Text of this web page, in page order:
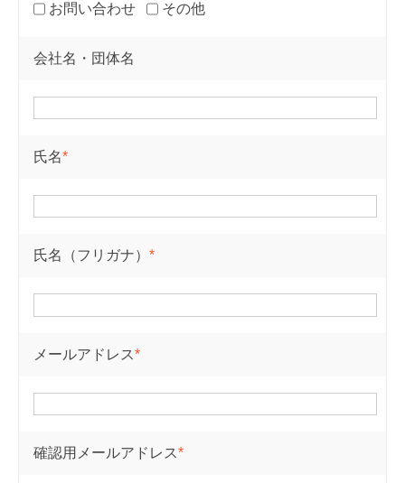
お問い合わせ その他
会社名・団体名
氏名*
氏名（フリガナ） *
メールアドレス*
確認用メールアドレス*